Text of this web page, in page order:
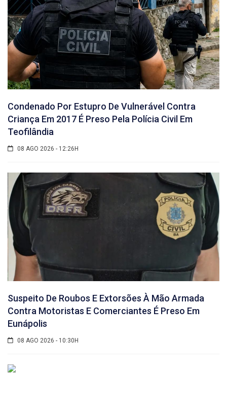
Condenado Por Estupro De Vulnerável Contra
Criança Em 2017 É Preso Pela Polícia Civil Em
Teofilândia
08 AGO 2026 - 12:26H
Suspeito De Roubos E Extorsões À Mão Armada
Contra Motoristas E Comerciantes É Preso Em
Eunápolis
08 AGO 2026 - 10:30H